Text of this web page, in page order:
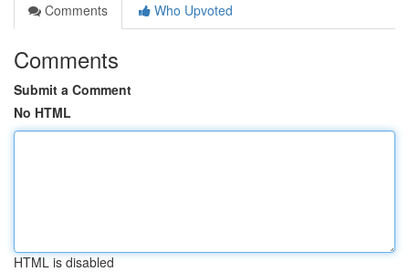
Comments
Who Upvoted
Comments
Submit a Comment
No HTML
HTML is disabled